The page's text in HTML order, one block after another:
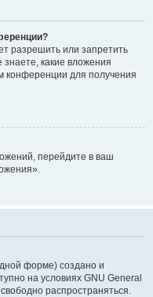
разрешить или запретить
какие вложения
конференции для получения
перейдите в ваш
форме) создано и
на условиях GNU General
распространяться.